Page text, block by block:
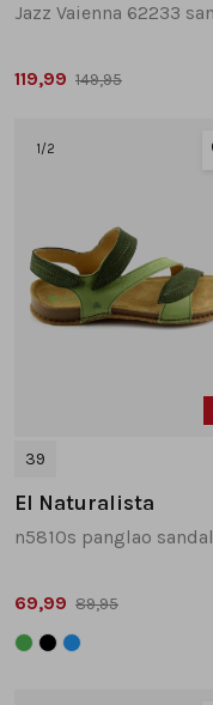
119,99 149,95
1 /2
39
El Naturalista
69,99 89,95